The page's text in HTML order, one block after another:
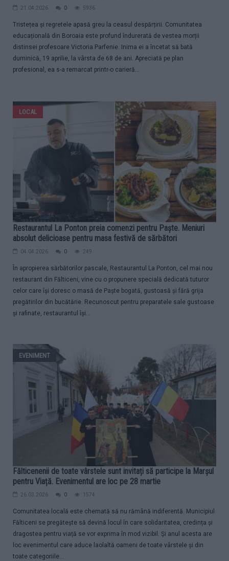
21.04.2026 0 5936
Tristețea și regretele apasă greu la ceasul despărțirii. Comunitatea
educațională din Boroaia este profund îndurerată de vestea morții
distinsei profesoare Victoria Parfenie. Inima ei a încetat să bată
duminică, 19 aprilie, la vârsta de 68 de ani. Apreciată pe plan
profesional, ea s-a remarcat printr-o carieră...
LOCAL
Restaurantul La Ponton preia comenzi pentru Paște. Meniuri
absolut delicioase pentru masa festivă de sărbători
04.04.2026 0 249
În apropierea sărbătorilor pascale, Restaurantul La Ponton, cel mai nou
restaurant din Fălticeni, vine cu o propunere specială dedicată tuturor
celor care își doresc o masă de Paște bogată, gustoasă și fără grija
pregătirilor din bucătărie. Recunoscut pentru preparatele sale gustoase
și rafinate, restaurantul își...
EVENIMENT
Fălticenenii de toate vârstele sunt invitați să participe la Marșul
pentru Viață. Evenimentul are loc pe 28 martie
26.03.2026 0 1574
Comunitatea locală este chemată să nu rămână indiferentă. Municipiul
Fălticeni se pregătește să devină locul în care solidaritatea, credința și
dragostea pentru viață se vor exprima în mod vizibil. Și anul acesta are
loc evenimentul care aduce laolaltă oameni de toate vârstele și din
toate categoriile...